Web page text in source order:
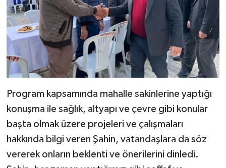
Program kapsamında mahalle sakinlerine yaptığı
konuşma ile sağlık, altyapı ve çevre gibi konular
başta olmak üzere projeleri ve çalışmaları
hakkında bilgi veren Şahin, vatandaşlara da söz
vererek onların beklenti ve önerilerini dinledi.